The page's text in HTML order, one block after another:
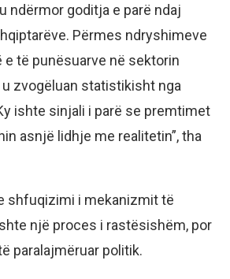
ndërmor goditja e parë ndaj
Përmes ndryshimeve
të punësuarve në sektorin
zvogëluan statistikisht nga
ishte sinjali i parë se premtimet
asnjë lidhje me realitetin”, tha
shfuqizimi i mekanizmit të
një proces i rastësishëm, por
paralajmëruar politik.